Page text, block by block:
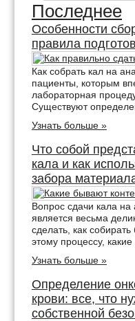
Последнее
Особенности
правила
Как собрать кал на
пациенты, которым
лабораторная
Существуют
Узнать больше »
Что собой
кала и как
забора
Вопрос сдачи кала на
является весьма
сделать, как
этому процессу, какие
Узнать больше »
Определение
крови: все, что
собственной